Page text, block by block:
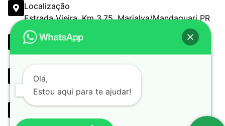
Localização
Estrada Vieira, Km 3,75, Marialva/Mandaguari PR
Email
Telefone
(44) 3090-6513 (44) 3232-3367
Whatsapp
(44) 9 9898-0330 (44) 9 9162-5799
Olá,
Estou aqui para te ajudar!